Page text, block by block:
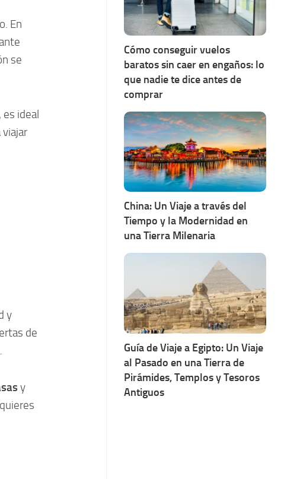
En
se
es ideal
y
de
y
Cómo conseguir vuelos
baratos sin caer en engaños: lo
que nadie te dice antes de
comprar
China: Un Viaje a través del
Tiempo y la Modernidad en
una Tierra Milenaria
Guía de Viaje a Egipto: Un Viaje
al Pasado en una Tierra de
Pirámides, Templos y Tesoros
Antiguos